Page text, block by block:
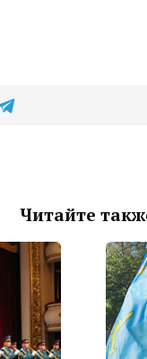
Читайте